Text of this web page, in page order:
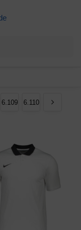
6.109 6.110